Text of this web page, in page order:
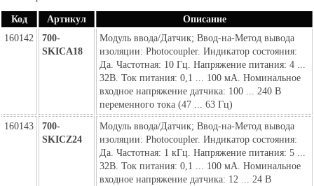
Код Артикул
Описание
160142
700-
SKICA18
Модуль ввода/Датчик; Ввод-на-Метод вывода
изоляции: Photocoupler. Индикатор состояния:
Да. Частотная: 10 Гц. Напряжение питания: 4 ...
32В. Ток питания: 0,1 ... 100 мА. Номинальное
входное напряжение датчика: 100 ... 240 В
переменного тока (47 ... 63 Гц)
160143
700-
SKICZ24
Модуль ввода/Датчик; Ввод-на-Метод вывода
изоляции: Photocoupler. Индикатор состояния:
Да. Частотная: 1 кГц. Напряжение питания: 5 ...
32В. Ток питания: 0,1 ... 100 мА. Номинальное
входное напряжение датчика: 12 ... 24 В